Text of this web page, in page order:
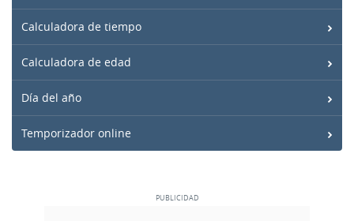
Calculadora de tiempo
Calculadora de edad
Día del año
Temporizador online